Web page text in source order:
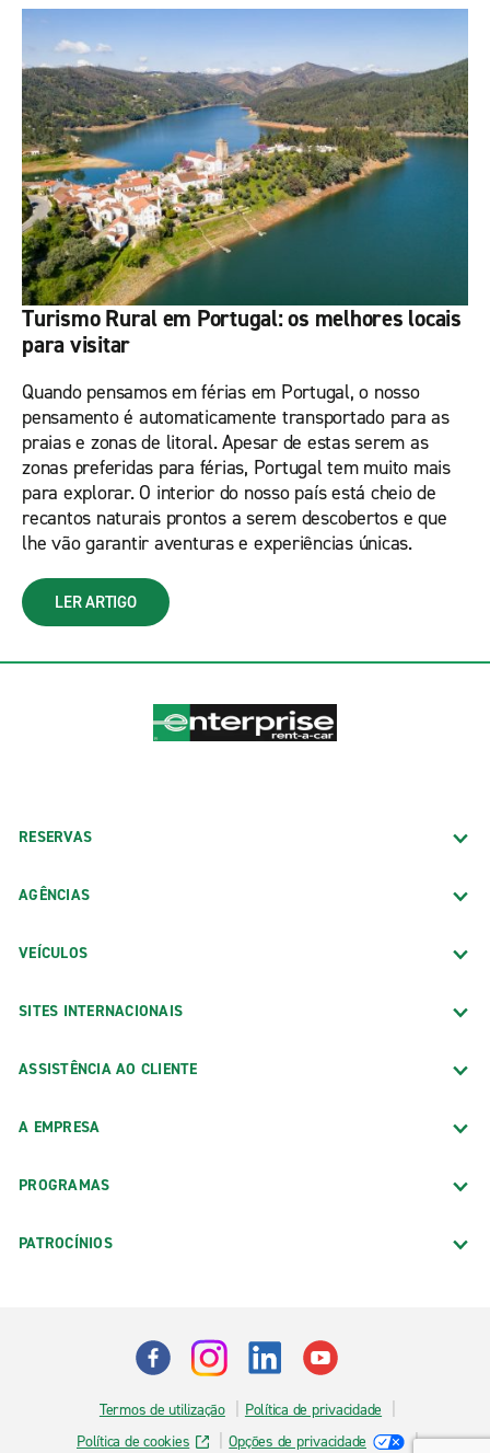
Turismo Rural em Portugal: os melhores locais
para visitar
Quando pensamos em férias em Portugal, o nosso
pensamento é automaticamente transportado para as
praias e zonas de litoral. Apesar de estas serem as
zonas preferidas para férias, Portugal tem muito mais
para explorar. O interior do nosso país está cheio de
recantos naturais prontos a serem descobertos e que
lhe vão garantir aventuras e experiências únicas.
LER ARTIGO
RESERVAS
AGÊNCIAS
VEÍCULOS
SITES INTERNACIONAIS
ASSISTÊNCIA AO CLIENTE
A EMPRESA
PROGRAMAS
PATROCÍNIOS
Termos de utilização
Política de privacidade
Política de cookies
Opções de privacidade